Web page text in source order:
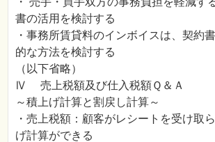
書の活用を検討する
・事務所賃貸料のインボイスは、契約
的な方法を検討する
（以下省略）
Ⅳ 売上税額及び仕入税額Ｑ＆Ａ
～積上げ計算と割戻し計算～
・売上税額：顧客がレシートを受け取
げ計算ができる